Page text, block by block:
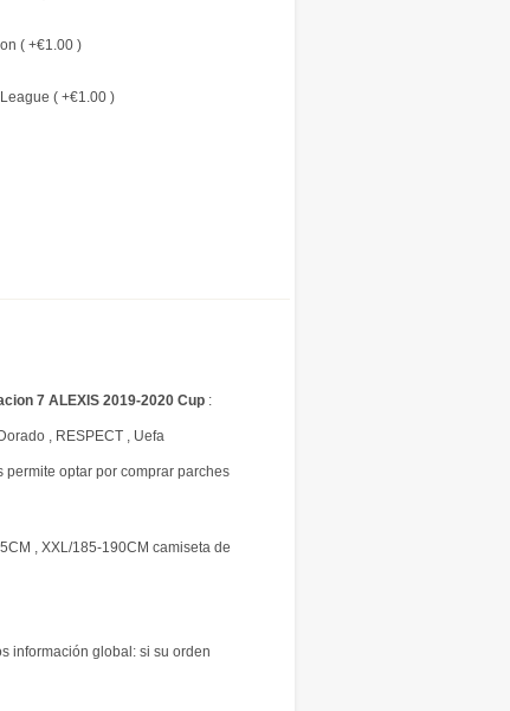
( +€1.00 )
( +€1.00 )
7 ALEXIS 2019-2020 Cup :
, RESPECT , Uefa
optar por comprar parches
, XXL/185-190CM camiseta de
información global: si su orden